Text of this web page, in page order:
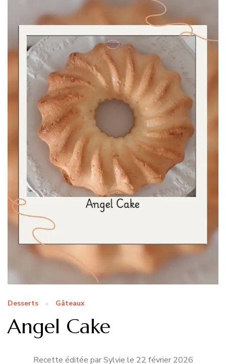
Desserts Gâteaux
Angel Cake
Recette éditée par Sylvie le 22 février 2026